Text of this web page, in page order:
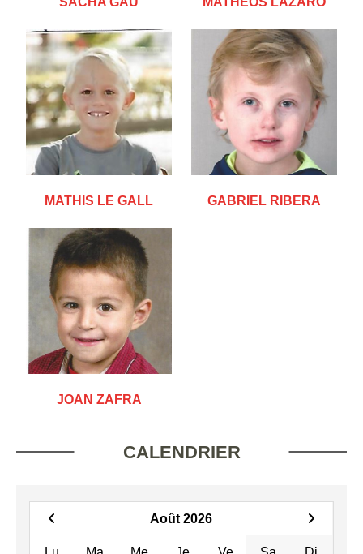
MATHIS LE GALL GABRIEL RIBERA
JOAN ZAFRA
CALENDRIER
Août 2026